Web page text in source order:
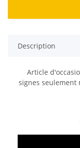
Description
Article
signes seulement